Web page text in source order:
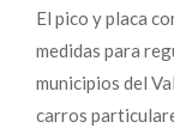
El pico y placa
medidas para
municipios del
carros